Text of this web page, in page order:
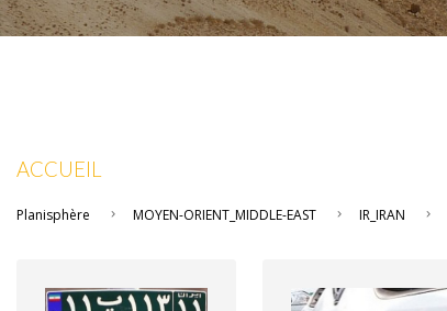
ACCUEIL
Planisphère MOYEN-ORIENT_MIDDLE-EAST IR_IRAN